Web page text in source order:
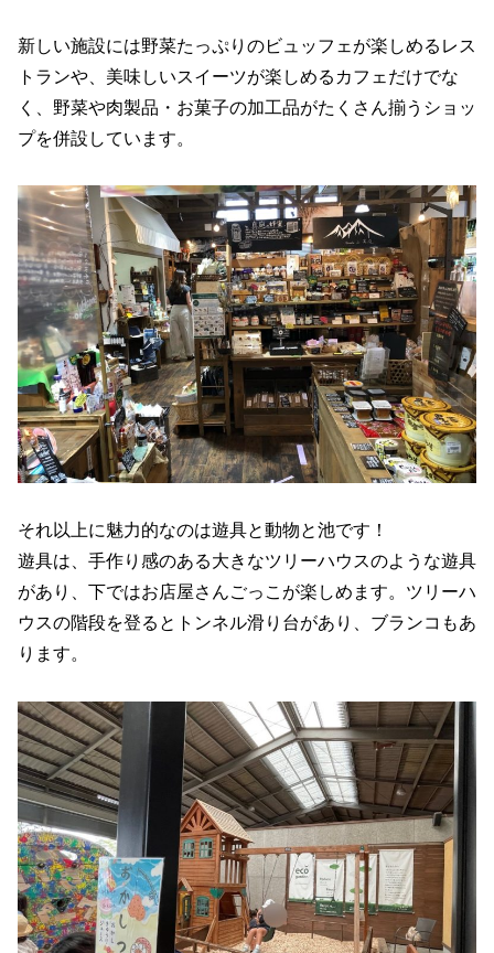
新しい施設には野菜たっぷりのビュッフェが楽しめるレス
トランや、美味しいスイーツが楽しめるカフェだけでな
く、野菜や肉製品・お菓子の加工品がたくさん揃うショッ
プを併設しています。
それ以上に魅力的なのは遊具と動物と池です！
遊具は、手作り感のある大きなツリーハウスのような遊具
があり、下ではお店屋さんごっこが楽しめます。ツリーハ
ウスの階段を登るとトンネル滑り台があり、ブランコもあ
ります。